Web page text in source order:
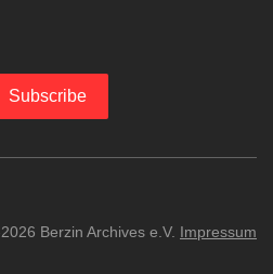
Subscribe
Berzin Archives e.V. Impressum